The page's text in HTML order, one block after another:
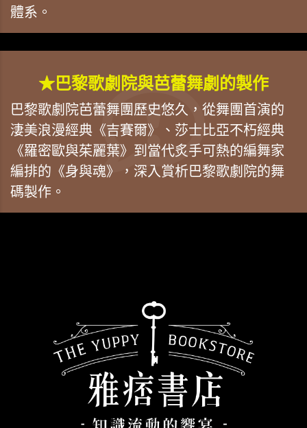
體系。
★巴黎歌劇院與芭蕾舞劇的製作
巴黎歌劇院芭蕾舞團歷史悠久，從舞團首演的
淒美浪漫經典《吉賽爾》、莎士比亞不朽經典
《羅密歐與茱麗葉》到當代炙手可熱的編舞家
編排的《身與魂》，深入賞析巴黎歌劇院的舞
碼製作。